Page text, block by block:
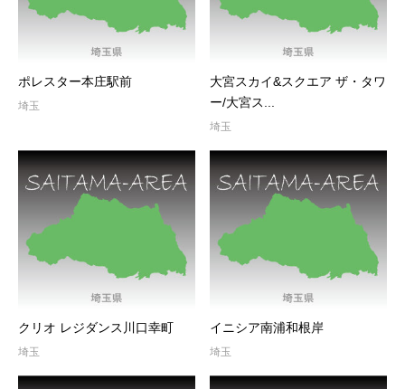
ポレスター本庄駅前
埼玉
大宮スカイ&スクエア ザ・タワ
ー/大宮ス...
埼玉
クリオ レジダンス川口幸町
埼玉
イニシア南浦和根岸
埼玉